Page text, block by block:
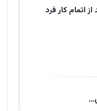
از اتمام کار فرد